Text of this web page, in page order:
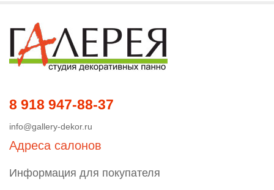
8 918 947-88-37
info@gallery-dekor.ru
Адреса салонов
Информация для покупателя